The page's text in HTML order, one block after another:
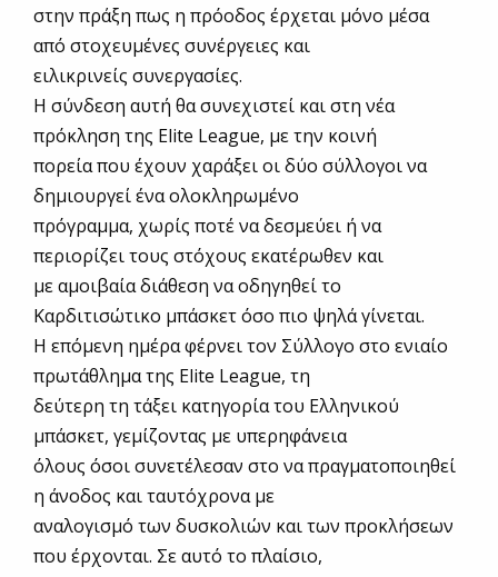
στην πράξη πως η πρόοδος έρχεται μόνο μέσα
από στοχευμένες συνέργειες και
ειλικρινείς συνεργασίες.
Η σύνδεση αυτή θα συνεχιστεί και στη νέα
πρόκληση της Elite League, με την κοινή
πορεία που έχουν χαράξει οι δύο σύλλογοι να
δημιουργεί ένα ολοκληρωμένο
πρόγραμμα, χωρίς ποτέ να δεσμεύει ή να
περιορίζει τους στόχους εκατέρωθεν και
με αμοιβαία διάθεση να οδηγηθεί το
Καρδιτισώτικο μπάσκετ όσο πιο ψηλά γίνεται.
Η επόμενη ημέρα φέρνει τον Σύλλογο στο ενιαίο
πρωτάθλημα της Elite League, τη
δεύτερη τη τάξει κατηγορία του Ελληνικού
μπάσκετ, γεμίζοντας με υπερηφάνεια
όλους όσοι συνετέλεσαν στο να πραγματοποιηθεί
η άνοδος και ταυτόχρονα με
αναλογισμό των δυσκολιών και των προκλήσεων
που έρχονται. Σε αυτό το πλαίσιο,